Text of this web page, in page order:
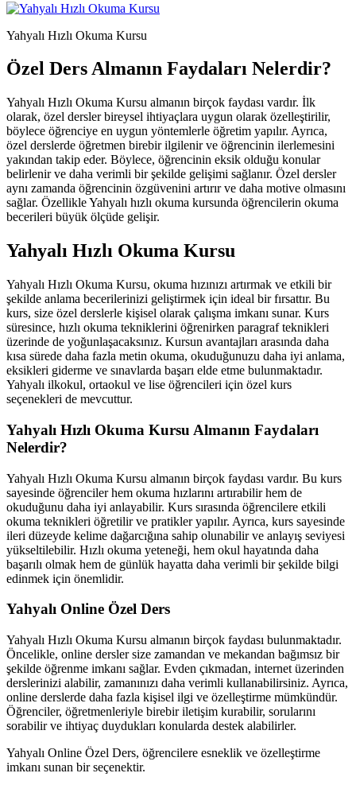
Yahyalı Hızlı Okuma Kursu
Özel Ders Almanın Faydaları Nelerdir?
Yahyalı Hızlı Okuma Kursu almanın birçok faydası vardır. İlk
olarak, özel dersler bireysel ihtiyaçlara uygun olarak özelleştirilir,
böylece öğrenciye en uygun yöntemlerle öğretim yapılır. Ayrıca,
özel derslerde öğretmen birebir ilgilenir ve öğrencinin ilerlemesini
yakından takip eder. Böylece, öğrencinin eksik olduğu konular
belirlenir ve daha verimli bir şekilde gelişimi sağlanır. Özel dersler
aynı zamanda öğrencinin özgüvenini artırır ve daha motive olmasını
sağlar. Özellikle Yahyalı hızlı okuma kursunda öğrencilerin okuma
becerileri büyük ölçüde gelişir.
Yahyalı Hızlı Okuma Kursu
Yahyalı Hızlı Okuma Kursu, okuma hızınızı artırmak ve etkili bir
şekilde anlama becerilerinizi geliştirmek için ideal bir fırsattır. Bu
kurs, size özel derslerle kişisel olarak çalışma imkanı sunar. Kurs
süresince, hızlı okuma tekniklerini öğrenirken paragraf teknikleri
üzerinde de yoğunlaşacaksınız. Kursun avantajları arasında daha
kısa sürede daha fazla metin okuma, okuduğunuzu daha iyi anlama,
eksikleri giderme ve sınavlarda başarı elde etme bulunmaktadır.
Yahyalı ilkokul, ortaokul ve lise öğrencileri için özel kurs
seçenekleri de mevcuttur.
Yahyalı Hızlı Okuma Kursu Almanın Faydaları
Nelerdir?
Yahyalı Hızlı Okuma Kursu almanın birçok faydası vardır. Bu kurs
sayesinde öğrenciler hem okuma hızlarını artırabilir hem de
okuduğunu daha iyi anlayabilir. Kurs sırasında öğrencilere etkili
okuma teknikleri öğretilir ve pratikler yapılır. Ayrıca, kurs sayesinde
ileri düzeyde kelime dağarcığına sahip olunabilir ve anlayış seviyesi
yükseltilebilir. Hızlı okuma yeteneği, hem okul hayatında daha
başarılı olmak hem de günlük hayatta daha verimli bir şekilde bilgi
edinmek için önemlidir.
Yahyalı Online Özel Ders
Yahyalı Hızlı Okuma Kursu almanın birçok faydası bulunmaktadır.
Öncelikle, online dersler size zamandan ve mekandan bağımsız bir
şekilde öğrenme imkanı sağlar. Evden çıkmadan, internet üzerinden
derslerinizi alabilir, zamanınızı daha verimli kullanabilirsiniz. Ayrıca,
online derslerde daha fazla kişisel ilgi ve özelleştirme mümkündür.
Öğrenciler, öğretmenleriyle birebir iletişim kurabilir, sorularını
sorabilir ve ihtiyaç duydukları konularda destek alabilirler.
Yahyalı Online Özel Ders, öğrencilere esneklik ve özelleştirme
imkanı sunan bir seçenektir.